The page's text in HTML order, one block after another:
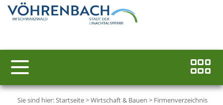
Sie sind hier:Startseite>Wirtschaft & Bauen > Firmenverzeichnis